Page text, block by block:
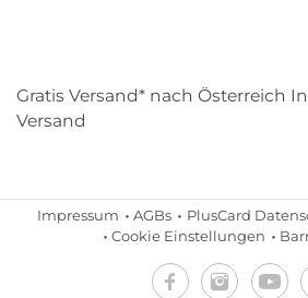
Gratis Versand* nach Österreich
Versand
Impressum AGBs PlusCard
Cookie Einstellungen